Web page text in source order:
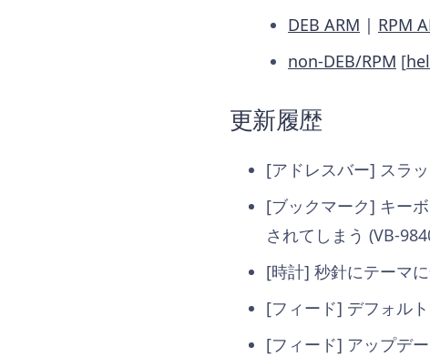
DEB ARM | RPM
non-DEB/RPM [
更新履歴
[アドレスバー] スラ
[ブックマーク] キー
されてしまう (VB-
[時計] 秒針にテーマ
[フィード] デフォル
[フィード] アップデ